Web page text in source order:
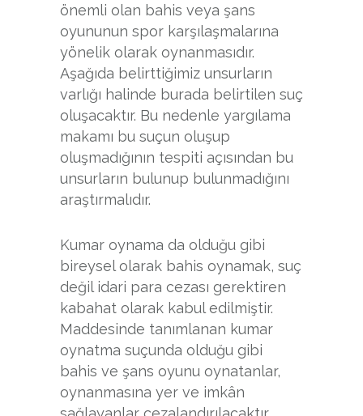
önemli olan bahis veya şans
oyununun spor karşılaşmalarına
yönelik olarak oynanmasıdır.
Aşağıda belirttiğimiz unsurların
varlığı halinde burada belirtilen suç
oluşacaktır. Bu nedenle yargılama
makamı bu suçun oluşup
oluşmadığının tespiti açısından bu
unsurların bulunup bulunmadığını
araştırmalıdır.
Kumar oynama da olduğu gibi
bireysel olarak bahis oynamak, suç
değil idari para cezası gerektiren
kabahat olarak kabul edilmiştir.
Maddesinde tanımlanan kumar
oynatma suçunda olduğu gibi
bahis ve şans oyunu oynatanlar,
oynanmasına yer ve imkân